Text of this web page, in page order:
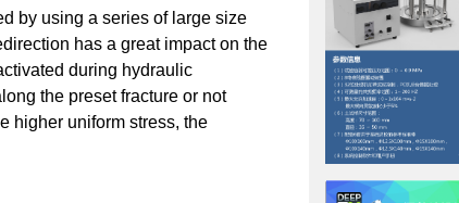
by using a series of large size
has a great impact on the
during hydraulic
the preset fracture or not
higher uniform stress, the